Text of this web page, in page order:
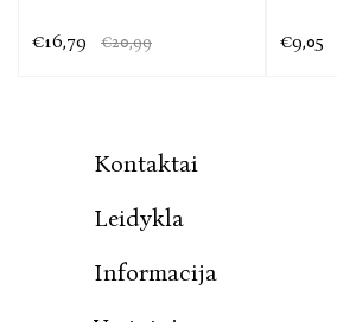
€16,79 €20,99 €9,05
Kontaktai
Leidykla
Informacija